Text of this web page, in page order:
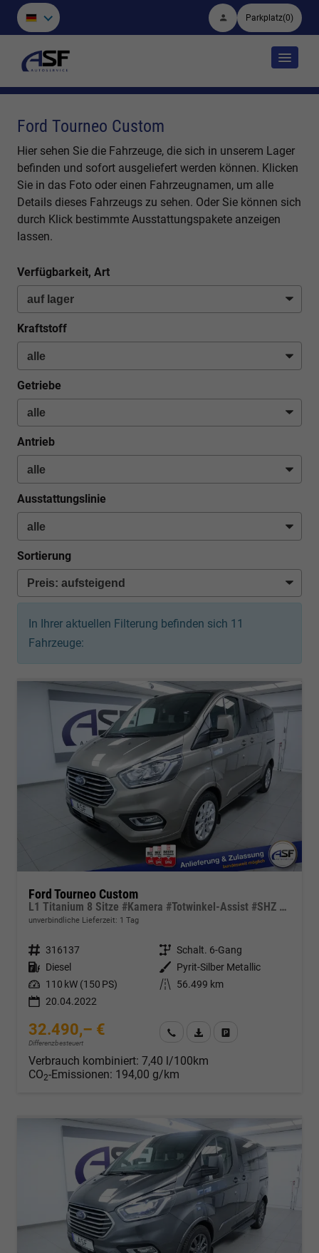
Parkplatz(0)
Ford Tourneo Custom
Hier sehen Sie die Fahrzeuge, die sich in unserem Lager
befinden und sofort ausgeliefert werden können. Klicken
Sie in das Foto oder einen Fahrzeugnamen, um alle
Details dieses Fahrzeugs zu sehen. Oder Sie können sich
durch Klick bestimmte Ausstattungspakete anzeigen
lassen.
Verfügbarkeit, Art
Kraftstoff
Getriebe
Antrieb
Ausstattungslinie
Sortierung
In Ihrer aktuellen Filterung befinden sich 11
Fahrzeuge:
Ford Tourneo Custom
L1 Titanium 8 Sitze #Kamera #Totwinkel-Assist #SHZ #Klima #DAB #Tempomat
unverbindliche Lieferzeit: 1 Tag
Fahrzeugnr. 316137 Getriebe Schalt. 6-Gang
Kraftstoff Diesel Außenfarbe
Pyrit-Silber Metallic
Leistung 110 kW (150 PS) Kilometerstand
56.499 km
20.04.2022
32.490,– €
Differenzbesteuert
Wir rufen Sie anFahrzeugexposé (PDF)
Verbrauch kombiniert: 7,40 l/100km
CO2-Emissionen: 194,00 g/km